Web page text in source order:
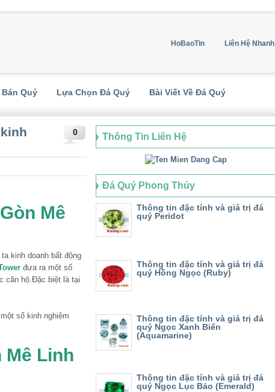
HoBaoTin Liên Hệ Nhanh
Quý Lựa Chọn Đá Quý Bài Viết Về Đá Quý
0
Mê
kinh doanh bất động
đưa ra một số
căn hộ.Đặc biệt là tại
Mê Linh
Thông Tin Liên Hệ
Đá Quý Phong Thủy
Thông tin đặc tính và giá trị đá
quý Peridot
Thông tin đặc tính và giá trị đá
quý Hồng Ngọc (Ruby)
Thông tin đặc tính và giá trị đá
quý Ngọc Xanh Biển
(Aquamarine)
Thông tin đặc tính và giá trị đá
quý Ngọc Lục Bảo (Emerald)